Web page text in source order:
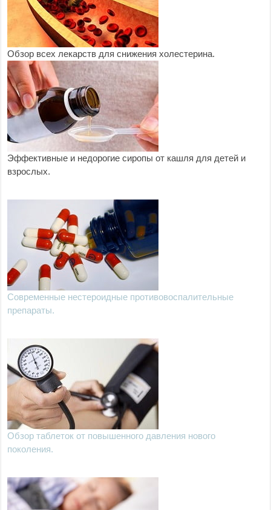
Обзор всех лекарств для снижения холестерина.
Эффективные и недорогие сиропы от кашля для детей и
взрослых.
Современные нестероидные противовоспалительные
препараты.
Обзор таблеток от повышенного давления нового
поколения.